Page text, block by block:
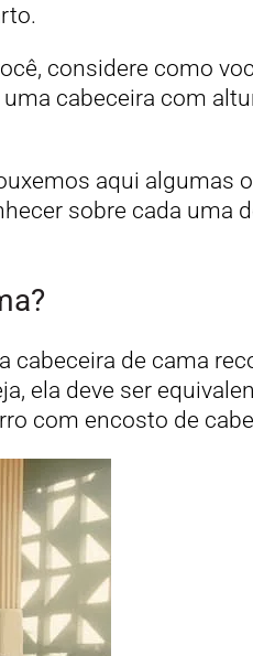
considere como
cabeceira com
aqui algumas
sobre cada uma
cabeceira de cama
ela deve ser
com encosto de